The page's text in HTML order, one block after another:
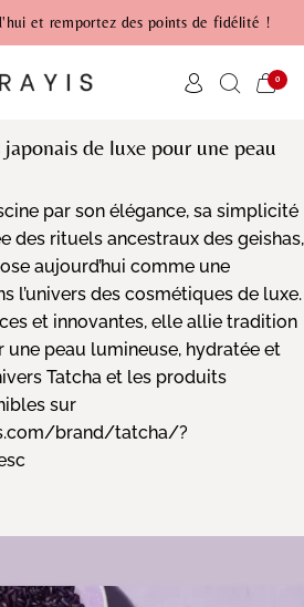
et remportez des points de fidélité !
0
japonais de luxe pour une peau
par son élégance, sa simplicité
des rituels ancestraux des geishas,
aujourd’hui comme une
l’univers des cosmétiques de luxe.
et innovantes, elle allie tradition
peau lumineuse, hydratée et
Tatcha et les produits
sur
brand/tatcha/?